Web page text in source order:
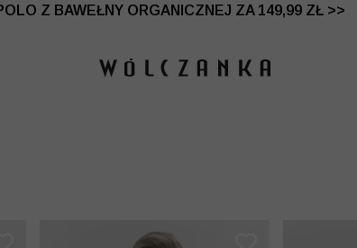
Z BAWEŁNY ORGANICZNEJ ZA 149,99 ZŁ >>
-50% | DODATKOWE -30% NA DRUGI I TRZECI